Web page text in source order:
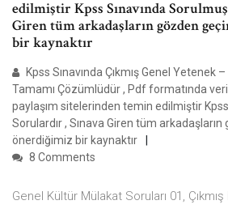
edilmiştir Kpss Sınavında
Giren tüm arkadaşların gözden
bir kaynaktır
Kpss Sınavında Çıkmış Genel Yetenek
Tamamı Çözümlüdür , Pdf formatında
paylaşım sitelerinden temin edilmiştir
Sorulardır , Sınava Giren tüm
önerdiğimiz bir kaynaktır
8 Comments
Genel Kültür Mülakat Soruları 01,